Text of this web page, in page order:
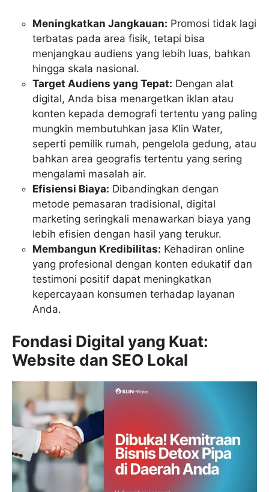
Meningkatkan Jangkauan: Promosi tidak lagi
terbatas pada area fisik, tetapi bisa
menjangkau audiens yang lebih luas, bahkan
hingga skala nasional.
Target Audiens yang Tepat: Dengan alat
digital, Anda bisa menargetkan iklan atau
konten kepada demografi tertentu yang paling
mungkin membutuhkan jasa Klin Water,
seperti pemilik rumah, pengelola gedung, atau
bahkan area geografis tertentu yang sering
mengalami masalah air.
Efisiensi Biaya: Dibandingkan dengan
metode pemasaran tradisional, digital
marketing seringkali menawarkan biaya yang
lebih efisien dengan hasil yang terukur.
Membangun Kredibilitas: Kehadiran online
yang profesional dengan konten edukatif dan
testimoni positif dapat meningkatkan
kepercayaan konsumen terhadap layanan
Anda.
Fondasi Digital yang Kuat:
Website dan SEO Lokal